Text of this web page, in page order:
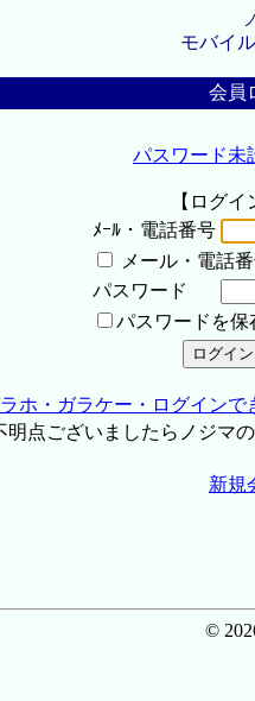
モバイ
会員
パスワード未
【ログイ
ﾒｰﾙ・電話番号
メール・電話
パスワード
パスワードを保
ホ・ガラケー・ログイン
点ございましたらノジマ
新規
©